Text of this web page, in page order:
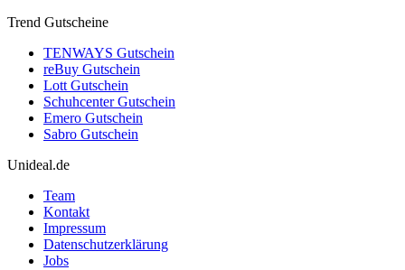
Trend Gutscheine
TENWAYS Gutschein
reBuy Gutschein
Lott Gutschein
Schuhcenter Gutschein
Emero Gutschein
Sabro Gutschein
Unideal.de
Team
Kontakt
Impressum
Datenschutzerklärung
Jobs